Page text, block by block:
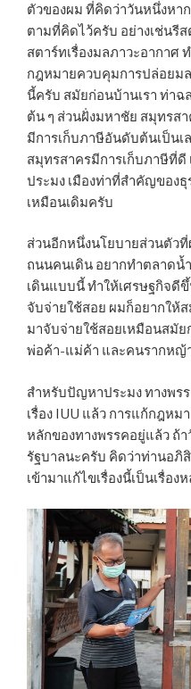
ตัวของผม ที่คิดว่าวันหนึ่งหา
ตามที่คิดไว้ครับ อย่างเช่นรีส
สตาร์ทเรื่องมลภาวะอากาศ
กฎหมายควบคุมการปล่อยม
นี้ครับ สมัยก่อนบ้านเรา ท่าฉ
ต้น ๆ ส่วนฝั่งมหาชัย สมุทรส
มีการเก็บภาษีอันดับต้นเป็นเ
สมุทรสาครมีการเก็บภาษีที่ดี
ประมง เมืองท่าที่สำคัญของ
เหมือนเดิมครับ
ส่วนอีกหนึ่งนโยบายส่วนตัว
ถนนคนเดิน อยากทำตลาด
เดินแบบนี้ ทำให้เศรษฐกิจดี
จับจ่ายใช้สอย ผมก็อยากให้
มาจับจ่ายใช้สอยเหมือนสมั
พ่อค้า-แม่ค้า และคนรากหญ้
สำหรับปัญหาประมง ทางพร
เรื่อง IUU แล้ว การแก้กฎหม
หลักของทางพรรคอยู่แล้ว ถ้า
รัฐบาลนะครับ คิดว่าท่านอภิ
เข้ามาแก้ไขเรื่องนี้เป็นเรื่อ